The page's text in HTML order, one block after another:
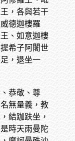
，各與若干
德迦樓羅
、如意迦樓
希子阿闍世
，退坐一
恭敬、尊
無量義，教
結跏趺坐，
時天雨曼陀